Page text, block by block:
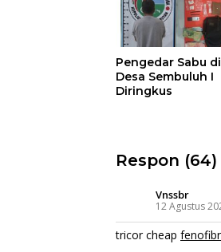
Pengedar Sabu di
Desa Sembuluh I
Diringkus
Respon (64)
Vnssbr
12 Agustus
tricor cheap